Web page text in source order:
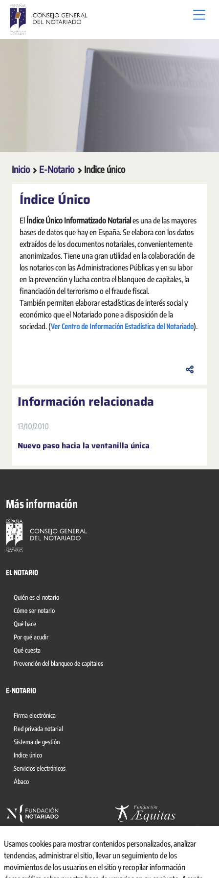
Saltar al contenido principal
Inicio E-Notario Indice único
Índice Único
El Índice Único Informatizado Notarial es una de las mayores
bases de datos que hay en España. Se elabora con los datos
extraídos de los documentos notariales, convenientemente
anonimizados. Tiene una gran utilidad en la colaboración de
los notarios con las Administraciones Públicas y en su labor
en la prevención y lucha contra el blanqueo de capitales, la
financiación del terrorismo o el fraude fiscal.
También permiten elaborar estadísticas de interés social y
económico que el Notariado pone a disposición de la
sociedad. (Ver Centro de Información Estadística del Notariado).
Información relacionada
13/10/2010
Nuevo paso hacia la ventanilla única
Más información
EL NOTARIO
Quién es el notario
Cómo ser notario
Qué hace
Por qué acudir
Qué cuesta
Prevención del blanqueo de capitales
E-NOTARIO
Firma electrónica
Red privada notarial
Sistema de gestión
Indice único
Servicios electrónicos
Ábaco
© 2026, CONSEJO GENERAL DEL NOTARIO
Usamos cookies para mostrar contenidos personalizados, analizar
tendencias, administrar el sitio, llevar un seguimiento de los
movimientos de los usuarios en el sitio y recopilar información